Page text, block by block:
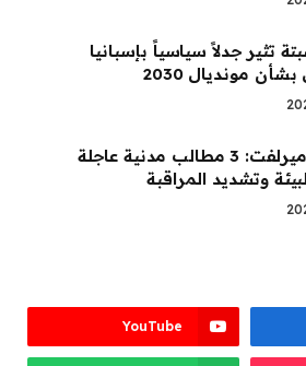
تثير جدلاً سياسياً بإسبانيا
بشأن مونديال 2030
شواطئ ميرلفت: 3 مطالب مدنية عاجلة
وتشديد المراقبة
YouTube